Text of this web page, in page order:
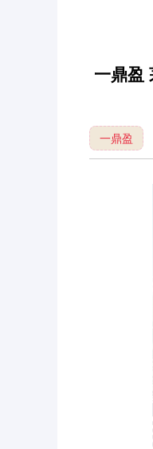
一鼎盈
一鼎盈